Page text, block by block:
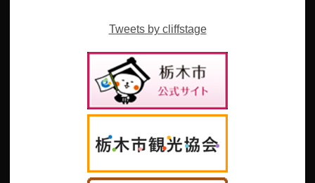
Tweets by cliffstage